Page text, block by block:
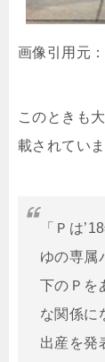
画像引用元：
このときも
載されていま
「Ｐは
ゆの専属
下のＰを
な関係に
出産を発